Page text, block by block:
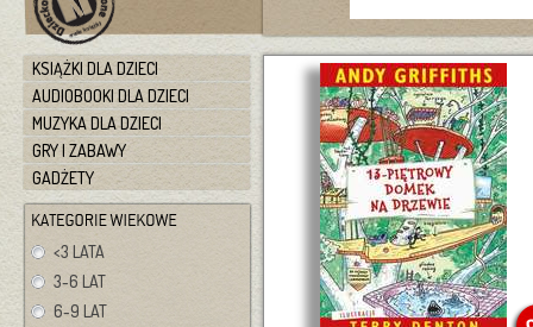
KSIĄŻKI DLA DZIECI
AUDIOBOOKI DLA DZIECI
MUZYKA DLA DZIECI
GRY I ZABAWY
GADŻETY
<3 LATA
3-6 LAT
6-9 LAT